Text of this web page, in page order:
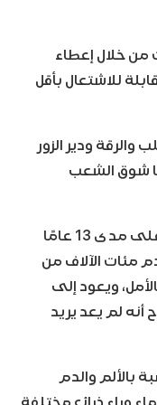
من خلال إعطاء
للاشتعال بأقل
ودير الزور
شوق الشعب
وأردف: “فشعبٌ عانى آلامًا جسيمة على مدى 13 عامًا
مئات الآلاف من
ويعود إلى
أنه لم يعد يريد
بالألم والدم